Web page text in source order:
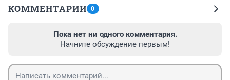
КОММЕНТАРИИ 0
Пока нет ни одного комментария.
Начните обсуждение первым!